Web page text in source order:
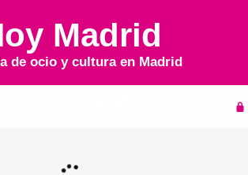
Madrid
de ocio y cultura en Madrid